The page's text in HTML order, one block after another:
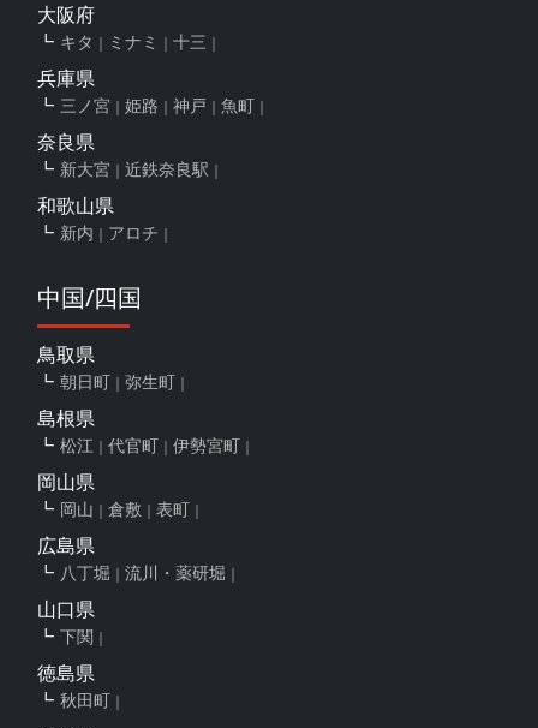
大阪府
キタ ミナミ 十三
兵庫県
三ノ宮 姫路 神戸 魚町
奈良県
新大宮 近鉄奈良駅
和歌山県
新内 アロチ
中国/四国
鳥取県
朝日町 弥生町
島根県
松江 代官町 伊勢宮町
岡山県
岡山 倉敷 表町
広島県
八丁堀 流川・薬研堀
山口県
下関
徳島県
秋田町